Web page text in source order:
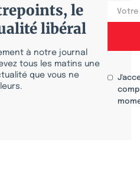
le
libéral
à notre journal
tous les matins une
que vous ne